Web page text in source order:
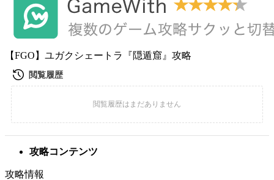
【FGO】ユガクシェートラ『隠遁窟』攻略
攻略コンテンツ
攻略情報